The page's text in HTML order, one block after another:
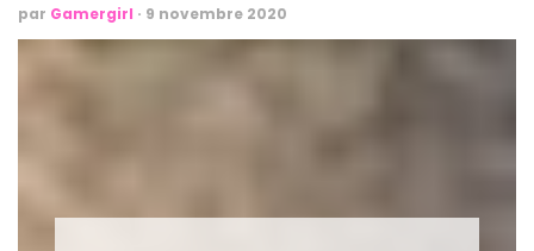
par Gamergirl · 9 novembre 2020